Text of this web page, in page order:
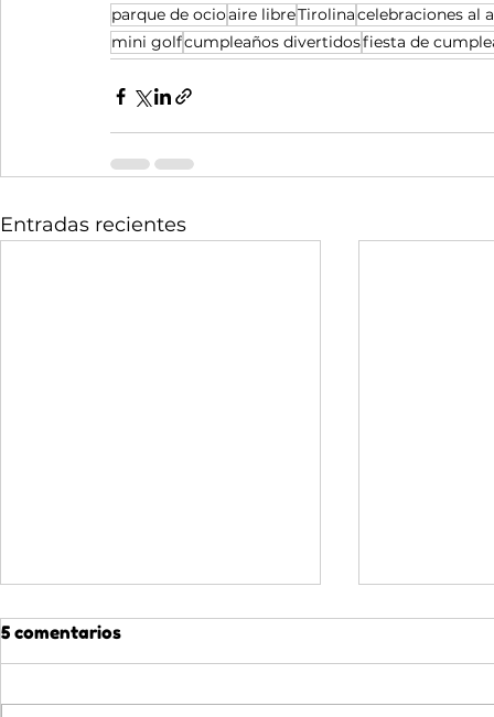
parque de ocioaire libreTirolinacelebraciones al
mini golfcumpleaños divertidosfiesta de
Entradas recientes
5 comentarios